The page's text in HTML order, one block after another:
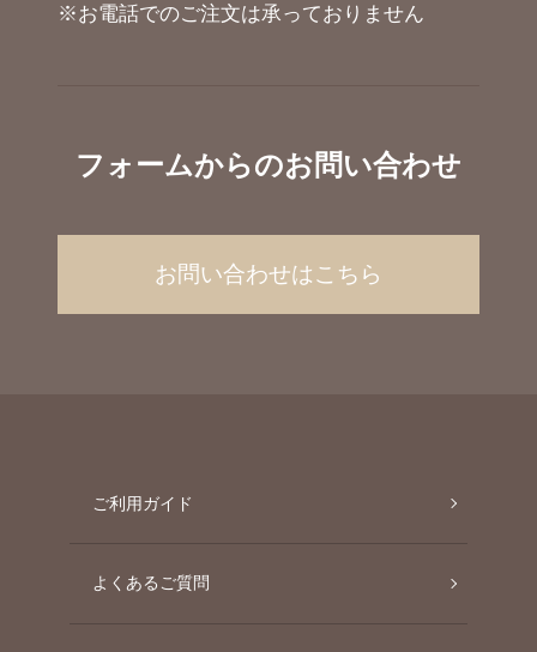
※お電話でのご注文は承っておりません
フォームからのお問い合わせ
お問い合わせはこちら
ご利用ガイド
よくあるご質問